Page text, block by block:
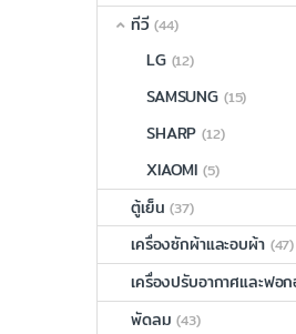
ทีวี (44)
LG (12)
SAMSUNG (15)
SHARP (12)
XIAOMI (5)
ตู้เย็น (37)
เครื่องซักผ้าและอบผ้า (47)
เครื่องปรับอากาศและฟอ
พัดลม (43)